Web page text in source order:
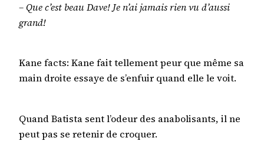
– Que c’est beau Dave! Je n’ai jamais rien vu d’aussi
grand!
Kane facts: Kane fait tellement peur que même sa
main droite essaye de s’enfuir quand elle le voit.
Quand Batista sent l’odeur des anabolisants, il ne
peut pas se retenir de croquer.